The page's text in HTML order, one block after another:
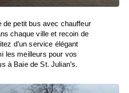
de petit bus avec chauffeur
chaque ville et recoin de
d’un service élégant
les meilleurs pour vos
à Baie de St. Julian’s.